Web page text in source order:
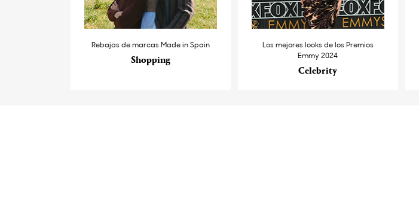
Rebajas de marcas Made in Spain
Shopping
Los mejores looks de los Premios
Emmy 2024
Celebrity